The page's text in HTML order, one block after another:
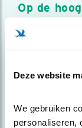
Deze website
We gebruiken
personaliseren,
Op de
Meld je aan en
over vogels en